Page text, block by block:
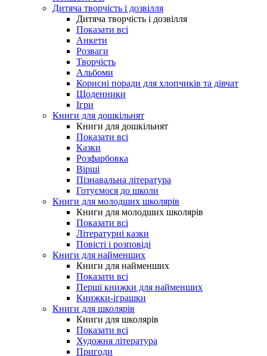
Дитяча творчість і дозвілля
Дитяча творчість і дозвілля
Показати всі
Анкети
Розваги
Творчість
Альбоми
Корисні поради для хлопчиків та дівчат
Щоденники
Ігри
Книги для дошкільнят
Книги для дошкільнят
Показати всі
Казки
Розфарбовка
Вірші
Пізнавальна література
Готуємося до школи
Книги для молодших школярів
Книги для молодших школярів
Показати всі
Літературні казки
Повісті і розповіді
Книги для найменших
Книги для найменших
Показати всі
Перші книжки для найменших
Книжки-іграшки
Книги для школярів
Книги для школярів
Показати всі
Художня література
Пригоди